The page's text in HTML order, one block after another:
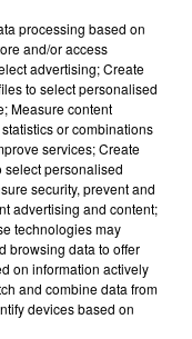
avec les
aévolué au cours
de haies
seront
la biodiversité
Nîmes.
processing based on
and/or access
advertising; Create
to select personalised
Measure content
or combinations
services; Create
select personalised
security, prevent and
advertising and content;
technologies may
browsing data to offer
on information actively
and combine data from
devices based on